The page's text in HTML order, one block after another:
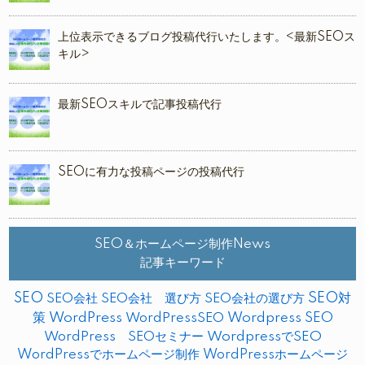
上位表示できるブログ投稿代行いたします。<最新SEOス
キル>
最新SEOスキルで記事投稿代行
SEOに有力な投稿ページの投稿代行
SEO＆ホームページ制作News
記事キーワード
SEO SEO会社 SEO会社 選び方 SEO会社の選び方 SEO対
策 WordPress WordPressSEO Wordpress SEO
WordPress SEOセミナー WordpressでSEO
WordPressでホームページ制作 WordPressホームページ